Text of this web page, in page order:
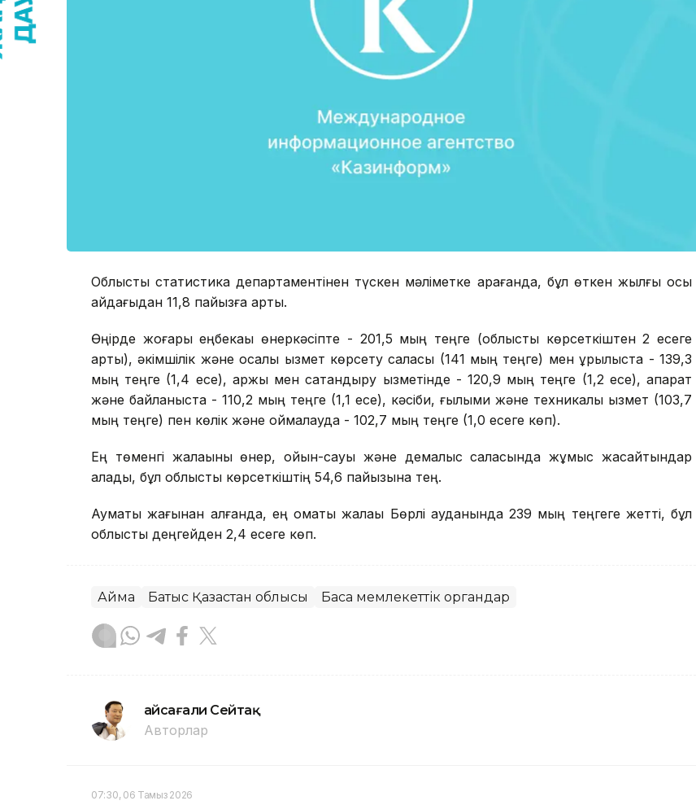
Облыстық статистика департаментінен түскен мәліметке қарағанда, бұл өткен жылғы осы
айдағыдан 11,8 пайызға артық.
Өңірде жоғары еңбекақы өнеркәсіпте - 201,5 мың теңге (облыстық көрсеткіштен 2 есеге
артық), әкімшілік және қосалқы қызмет көрсету саласы (141 мың теңге) мен құрылыста - 139,3
мың теңге (1,4 есе), қаржы мен сақтандыру қызметінде - 120,9 мың теңге (1,2 есе), ақпарат
және байланыста - 110,2 мың теңге (1,1 есе), кәсіби, ғылыми және техникалық қызмет (103,7
мың теңге) пен көлік және қоймалауда - 102,7 мың теңге (1,0 есеге көп).
Ең төменгі жалақыны өнер, ойын-сауық және демалыс саласында жұмыс жасайтындар
алады, бұл облыстық көрсеткіштің 54,6 пайызына тең.
Аумақтық жағынан алғанда, ең қомақты жалақы Бөрлі ауданында 239 мың теңгеге жетті, бұл
облыстық деңгейден 2,4 есеге көп.
Аймақ Батыс Қазақстан облысы Басқа мемлекеттік органдар
Ғайсағали Сейтақ
Авторлар
07:30, 06 Тамыз 2026